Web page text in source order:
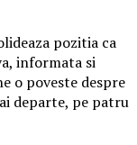
pozitia ca
informata si
o poveste despre
departe, pe patru